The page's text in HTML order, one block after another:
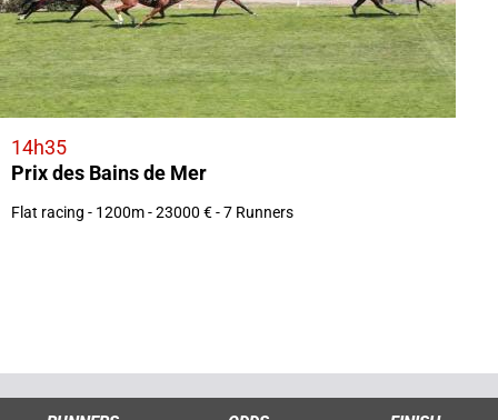
14h35
Prix des Bains de Mer
Flat racing - 1200m - 23000 € - 7 Runners